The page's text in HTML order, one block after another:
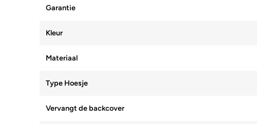
Garantie
Kleur
Materiaal
Type Hoesje
Vervangt de backcover